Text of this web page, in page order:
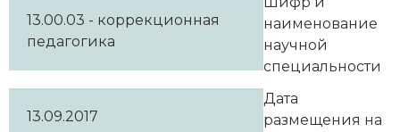
13.00.03 - коррекционная
педагогика
наименование
научной
специальности
13.09.2017
Дата
размещения на